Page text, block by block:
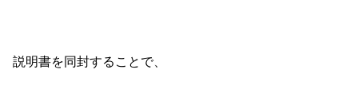
説明書を同封することで、